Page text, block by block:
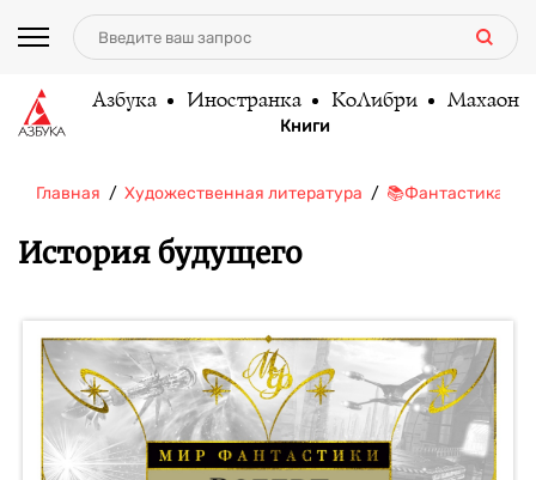
Азбука Иностранка КоЛибри Махаон
Книги
Главная Художественная литература 📚Фантастика/
История будущего